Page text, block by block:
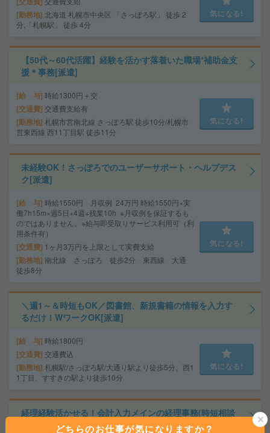
勤務地 北海道 札幌市中央区 「さっぽろ駅」 徒歩 2
分,「札幌駅」 徒歩 4分
気になる!
【50代～60代活躍】経験を活かす落着いた職場*補助金支
援＊事務[派遣]
給 与 時給1300円＋交
交通費 交通費支給有
勤務地 札幌市営南北線 さっぽろ駅 徒歩10分/札幌市
営東西線 西11丁目駅 徒歩11分
気になる!
未経験OK！さっぽろでのユーザーサポート・ヘルプデス
ク[派遣]
給 与 時給1550円 月収例 24万円 時給1550円×実
働7h15m×週5日×4週+残業10h ※月収例を保証するも
のではありません。※給与即受取りサービス利用可（利
用条件有）
交通費 1ヶ月3万円を上限として実費支給
勤務地 南北線 さっぽろ 徒歩2分 東西線 大通
徒歩8分
気になる!
＼週1～＆時短もOK／図書館、新規書籍の情報を入力す
るだけ！WワークOK[派遣]
給 与 時給1800円
交通費 交通費込
勤務地 札幌駅/さっぽろ駅/大通り駅より徒歩5分、西1
1丁目、すすきの駅より徒歩10分
気になる!
経理経験活かせる！会計入力メインの経理事務(時短相談
OK)[派遣]どちらのお仕事が気になりますか？